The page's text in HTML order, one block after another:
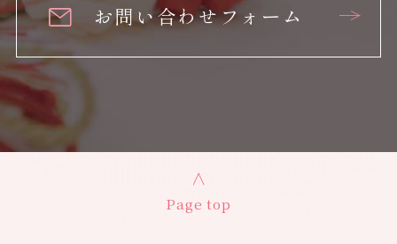
お問い合わせフォーム
Page top